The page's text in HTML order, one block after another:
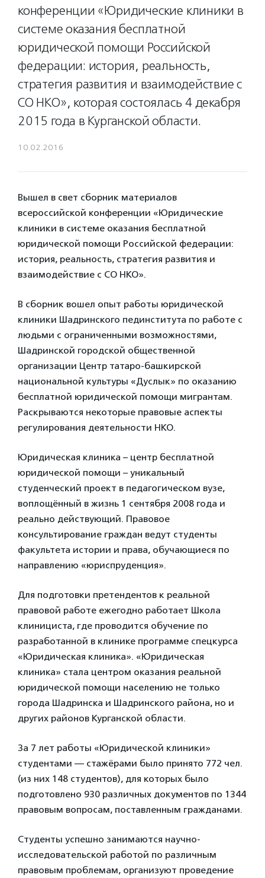
конференции «Юридические клиники в
системе оказания бесплатной
юридической помощи Российской
федерации: история, реальность,
стратегия развития и взаимодействие с
СО НКО», которая состоялась 4 декабря
2015 года в Курганской области.
10.02.2016
Вышел в свет сборник материалов
всероссийской конференции «Юридические
клиники в системе оказания бесплатной
юридической помощи Российской федерации:
история, реальность, стратегия развития и
взаимодействие с СО НКО».
В сборник вошел опыт работы юридической
клиники Шадринского пединститута по работе с
людьми с ограниченными возможностями,
Шадринской городской общественной
организации Центр татаро-башкирской
национальной культуры «Дуслык» по оказанию
бесплатной юридической помощи мигрантам.
Раскрываются некоторые правовые аспекты
регулирования деятельности НКО.
Юридическая клиника – центр бесплатной
юридической помощи – уникальный
студенческий проект в педагогическом вузе,
воплощённый в жизнь 1 сентября 2008 года и
реально действующий. Правовое
консультирование граждан ведут студенты
факультета истории и права, обучающиеся по
направлению «юриспруденция».
Для подготовки претендентов к реальной
правовой работе ежегодно работает Школа
клинициста, где проводится обучение по
разработанной в клинике программе спецкурса
«Юридическая клиника». «Юридическая
клиника» стала центром оказания реальной
юридической помощи населению не только
города Шадринска и Шадринского района, но и
других районов Курганской области.
За 7 лет работы «Юридической клиники»
студентами — стажёрами было принято 772 чел.
(из них 148 студентов), для которых было
подготовлено 930 различных документов по 1344
правовым вопросам, поставленным гражданами.
Студенты успешно занимаются научно-
исследовательской работой по различным
правовым проблемам, организуют проведение